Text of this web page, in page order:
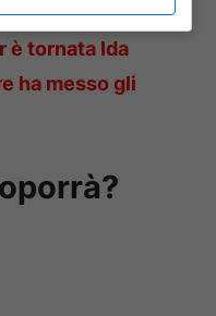
è tornata Ida
ha messo gli